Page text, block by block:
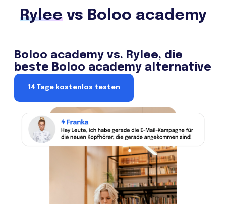
Ryleevs Boloo academy
Boloo academy vs. Rylee, die
beste Boloo academy alternative
14 Tage kostenlos testen